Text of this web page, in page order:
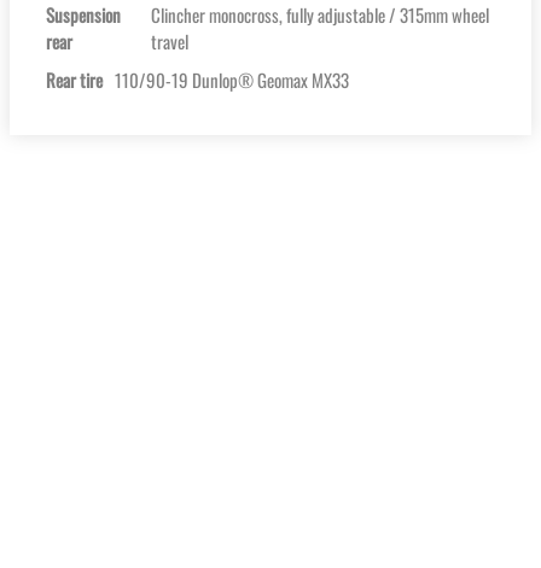
Suspension
rear
Clincher monocross, fully adjustable / 315mm wheel
travel
Rear tire 110/90-19 Dunlop® Geomax MX33